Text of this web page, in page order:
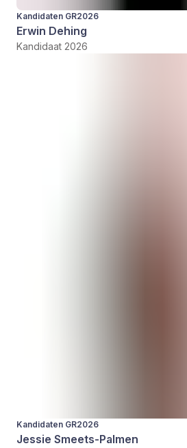
Kandidaten GR2026
Erwin Dehing
Kandidaat 2026
Kandidaten GR2026
Jessie Smeets-Palmen